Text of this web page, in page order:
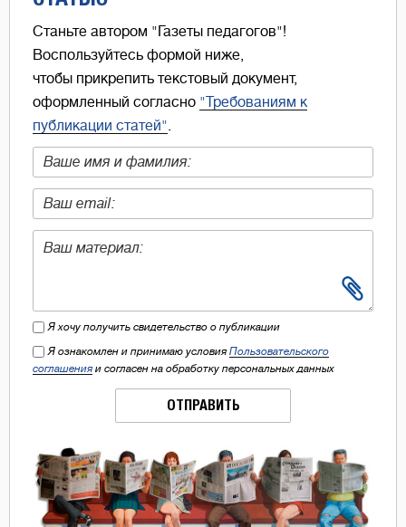
Станьте автором "Газеты педагогов"!
Воспользуйтесь формой ниже,
чтобы прикрепить текстовый документ,
оформленный согласно "Требованиям к
публикации статей"
Я хочу получить свидетельство о публикации
Я ознакомлен и принимаю условия Пользовательского
соглашения и согласен на обработку персональных данных
ОТПРАВИТЬ